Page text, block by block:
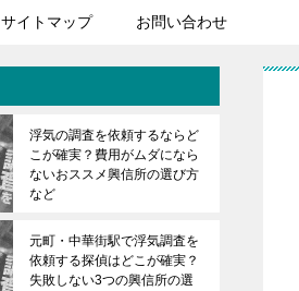
サイトマップ お問い合わせ
浮気の調査を依頼するならど
こが確実？費用がムダになら
ないおススメ興信所の選び方
など
元町・中華街駅で浮気調査を
依頼する探偵はどこが確実？
失敗しない3つの興信所の選